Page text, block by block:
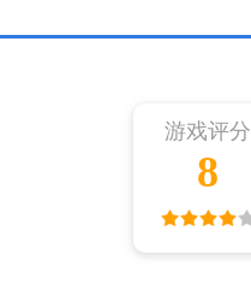
游戏评分
8